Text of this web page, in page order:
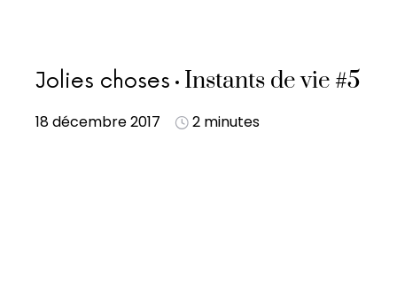
Jolies choses Instants de vie #5
18 décembre 2017 2 minutes